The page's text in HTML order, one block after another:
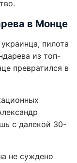
в Монце
пилота
из топ-
превратился в
с далекой 30-
не суждено